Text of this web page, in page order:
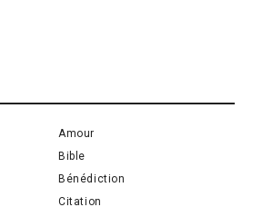
Amour
Bible
Bénédiction
Citation